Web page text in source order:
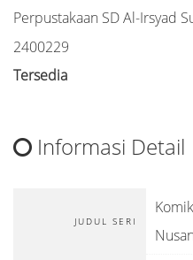
Perpustakaan SD Al-Irsyad
2400229
Tersedia
Informasi Detail
JUDUL SERI